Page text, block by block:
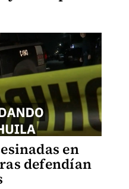
en
defendían